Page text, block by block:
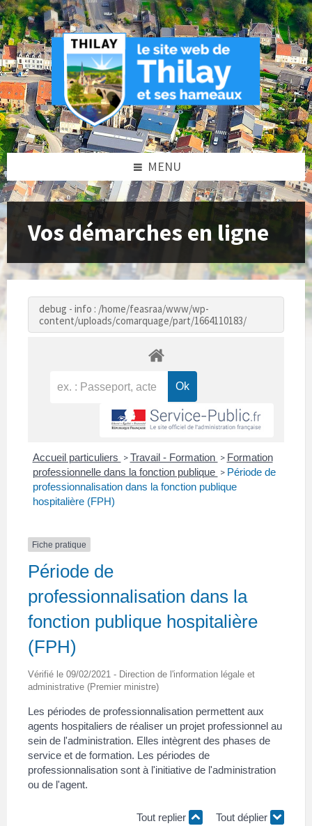
Skip
to
content
Skip
to
left
sidebar
Skip
to
footer
MENU
Vos démarches en ligne
debug - info : /home/feasraa/www/wp-
content/uploads/comarquage/part/1664110183/
Accueil particuliers > Travail - Formation > Formation
professionnelle dans la fonction publique > Période de
professionnalisation dans la fonction publique
hospitalière (FPH)
Fiche pratique
Période de
professionnalisation dans la
fonction publique hospitalière
(FPH)
Vérifié le 09/02/2021 - Direction de l'information légale et
administrative (Premier ministre)
Les périodes de professionnalisation permettent aux
agents hospitaliers de réaliser un projet professionnel au
sein de l'administration. Elles intègrent des phases de
service et de formation. Les périodes de
professionnalisation sont à l'initiative de l'administration
ou de l'agent.
Tout replier Tout déplier